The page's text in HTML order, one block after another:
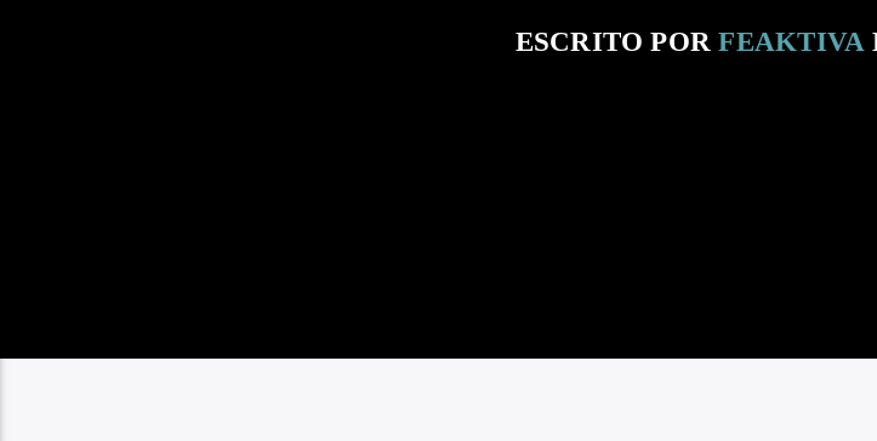
ESCRITO PORFEAKTIVA